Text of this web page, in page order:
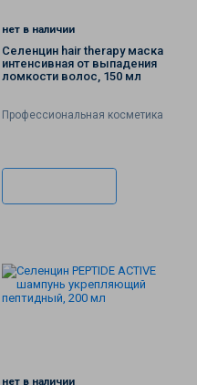
нет в наличии
Селенцин hair therapy маска
интенсивная от выпадения
ломкости волос, 150 мл
Профессиональная косметика
нет в наличии